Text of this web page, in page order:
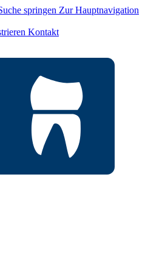
springen Zur Hauptnavigation
Kontakt